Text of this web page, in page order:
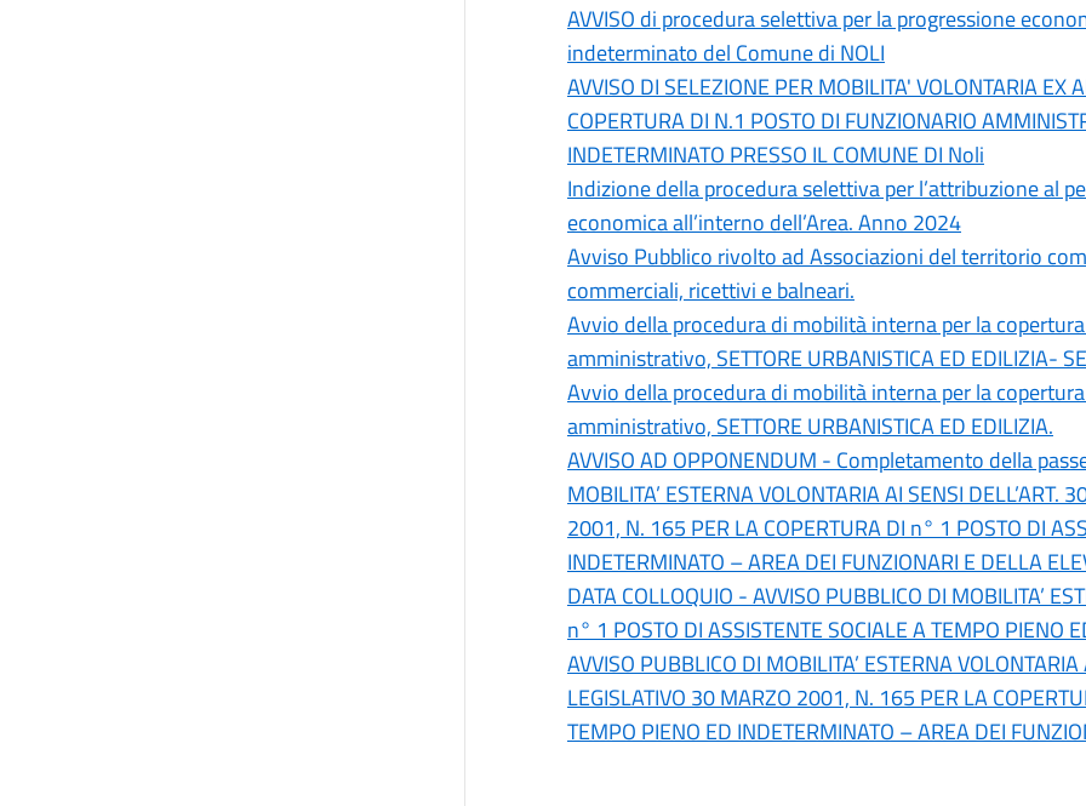
AVVISO di procedura selettiva per la progressione
indeterminato del Comune di NOLI
AVVISO DI SELEZIONE PER MOBILITA' VOLONTARIA
COPERTURA DI N.1 POSTO DI FUNZIONARIO
INDETERMINATO PRESSO IL COMUNE DI Noli
Indizione della procedura selettiva per l’attribuzione al
economica all’interno dell’Area. Anno 2024
Avviso Pubblico rivolto ad Associazioni del territorio
commerciali, ricettivi e balneari.
Avvio della procedura di mobilità interna per la
amministrativo, SETTORE URBANISTICA ED EDILIZIA-
Avvio della procedura di mobilità interna per la
amministrativo, SETTORE URBANISTICA ED EDILIZIA.
AVVISO AD OPPONENDUM - Completamento della
MOBILITA’ ESTERNA VOLONTARIA AI SENSI DELL’ART.
2001, N. 165 PER LA COPERTURA DI n° 1 POSTO DI
INDETERMINATO – AREA DEI FUNZIONARI E DELLA
DATA COLLOQUIO - AVVISO PUBBLICO DI MOBILITA’
n° 1 POSTO DI ASSISTENTE SOCIALE A TEMPO PIENO
AVVISO PUBBLICO DI MOBILITA’ ESTERNA
LEGISLATIVO 30 MARZO 2001, N. 165 PER LA
TEMPO PIENO ED INDETERMINATO – AREA DEI